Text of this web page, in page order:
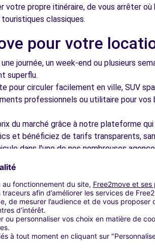
4.0 km
4.2 km
propre itinéraire, de vous arrêter
classiques.
pour votre
journée, un week-end ou plusieurs
superflu.
pour circuler facilement en ville, SUV
professionnels ou utilitaire pour
du marché grâce à notre plateforme
et bénéficiez de tarifs transparents,
dans l'une de nos nombreuses
faciliter le démarrage de votre séjour.
vous permet de réserver votre
à toutes vos questions et vous
à Alfortville